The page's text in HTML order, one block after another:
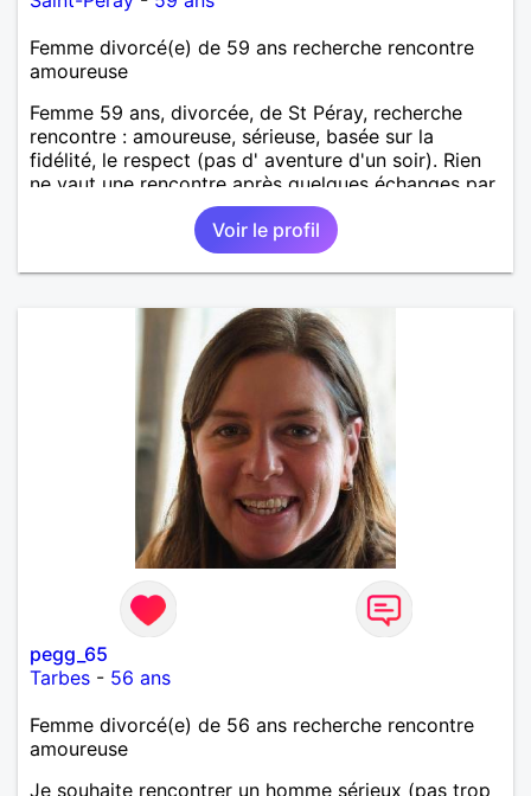
Femme divorcé(e) de 59 ans recherche rencontre
amoureuse
Femme 59 ans, divorcée, de St Péray, recherche
rencontre : amoureuse, sérieuse, basée sur la
fidélité, le respect (pas d' aventure d'un soir). Rien
ne vaut une rencontre après quelques échanges par
messages pour savoir si il y a un feeling entre les
deux et le désir de se revoir. Au plaisir de se
Voir le profil
pegg_65
Tarbes - 56 ans
Femme divorcé(e) de 56 ans recherche rencontre
amoureuse
Je souhaite rencontrer un homme sérieux (pas trop